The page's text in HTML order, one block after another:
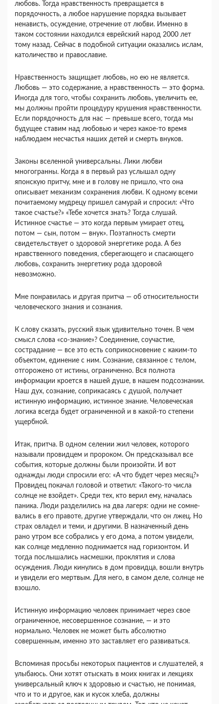
любовь. Тогда нравственность превращается в
порядочность, а любое нарушение порядка вызывает
ненависть, осуждение, отрече­ние от любви. Именно в
таком состоянии находил­ся еврейский народ 2000 лет
тому назад. Сейчас в подобной ситуации оказались ислам,
католичество и православие.
Нравственность защищает любовь, но ею не яв­ляется.
Любовь — это содержание, а нравствен­ность — это форма.
Иногда для того, чтобы со­хранить любовь, увеличить ее,
мы должны пройти процедуру крушения нравственности.
Если поря­дочность для нас — превыше всего, тогда мы
будущее ставим над любовью и через какое-то вре­мя
наблюдаем несчастья наших детей и смерть внуков.
Законы вселенной универсальны. Лики любви
многогранны. Когда я в первый раз услышал одну
японскую притчу, мне и в голову не пришло, что она
описывает механизм сохранения любви. К од­ному всеми
почитаемому мудрецу пришел самурай и спросил: «Что
такое счастье?» «Тебе хочется знать? Тогда слушай.
Истинное счастье — это когда первым умирает отец,
потом — сын, по­том — внук». Поэтапность смерти
свидетельствует о здоровой энергетике рода. А без
нравственного поведения, сберегающего и спасающего
любовь, сохранить энергетику рода здоровой
невозможно.
Мне понравилась и другая притча — об относи­тельности
человеческого знания и сознания.
К слову сказать, русский язык удивительно то­чен. В чем
смысл слова «со-знание»? Соединение, соучастие,
сострадание — все это есть соприкос­новение с каким-то
объектом, единение с ним. Со­знание, связанное с телом,
отгорожено от истины, ограниченно. Вся полнота
информации кроется в нашей душе, в нашем подсознании.
Наш дух, со­знание, соприкасаясь с душой, получает
истинную информацию, истинное знание. Человеческая
ло­гика всегда будет ограниченной и в какой-то сте­пени
ущербной.
Итак, притча. В одном селении жил человек, которого
называли провидцем и пророком. Он предсказывал все
события, которые должны были произойти. И вот
однажды люди спросили его: «А что будет через месяц?»
Провидец покачал го­ловой и ответил: «Такого-то числа
солнце не взой­дет». Среди тех, кто верил ему, началась
паника. Люди разделились на два лагеря: одни не сомне­
вались в его правоте, другие утверждали, что он лжец. Но
страх овладел и теми, и другими. В на­значенный день
рано утром все собрались у его дома, а потом увидели,
как солнце медленно под­нимается над горизонтом. И
тогда послышались насмешки, проклятия и слова
осуждения. Люди кинулись в дом провидца, вошли внутрь
и увиде­ли его мертвым. Для него, в самом деле, солнце не
взошло.
Истинную информацию человек принимает че­рез свое
ограниченное, несовершенное сознание, — и это
нормально. Человек не может быть абсолют­но
совершенным, именно это заставляет его разви­ваться.
Вспоминая просьбы некоторых пациентов и слушателей, я
улыбаюсь. Они хотят отыскать в моих книгах и лекциях
универсальный ключ к здоровью и счастью, не понимая,
что и то и дру­гое, как и кусок хлеба, должны